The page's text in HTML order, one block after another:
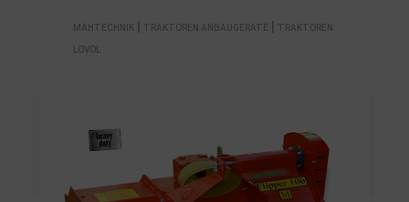
MÄHTECHNIK TRAKTOREN ANBAUGERÄTE TRAKTOREN
LOVOL